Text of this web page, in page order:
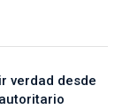
verdad desde